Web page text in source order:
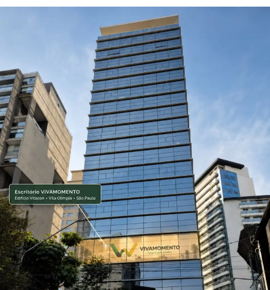
O módulo “Fire Bull Farming” utiliza a agricultura virtual
como plataforma para estabelecer um sistema de gêmeos
digitais agrícolas. Aproveitando as características
imutáveis e transparentes da tecnologia blockchain, a
FTN permite que os usuários cultivem plantações online e
acumulem dados de plantio no blockchain; todas as
atividades de produção são registradas e verificadas na
blockchain, enquanto simultaneamente mapeiam ativos
agrícolas físicos offline. Essa abordagem implementa a
tokenização de ativos agrícolas do mundo real (RWA),
transformando terras agrícolas, produtos agrícolas e
receitas de plantio em ativos digitais totalmente
negociáveis, resolvendo assim o problema da liquidez
limitada dos ativos agrícolas tradicionais.
O jogo blockchain “Fire Bull Trade” prevê tendências do
mercado agrícola por meio da plataforma Polymaker, que
integra um ecossistema financeiro DeFi descentralizado